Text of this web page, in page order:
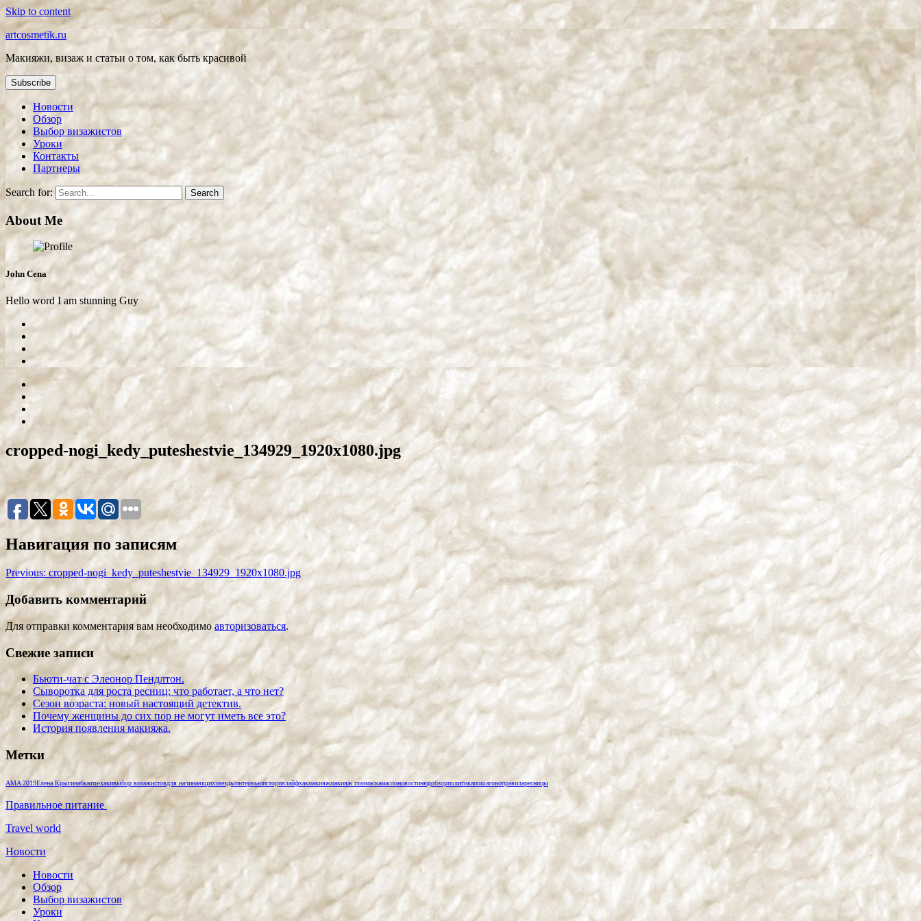
Skip to content
artcosmetik.ru
Макияжи, визаж и статьи о том, как быть красивой
Subscribe
Новости
Обзор
Выбор визажистов
Уроки
Контакты
Партнеры
Search for:
About Me
John Cena
Hello word I am stunning Guy
cropped-nogi_kedy_puteshestvie_134929_1920x1080.jpg
Навигация по записям
Previous: cropped-nogi_kedy_puteshestvie_134929_1920x1080.jpg
Добавить комментарий
Для отправки комментария вам необходимо авторизоваться.
Свежие записи
Бьюти-чат с Элеонор Пендлтон.
Сыворотка для роста ресниц: что работает, а что нет?
Сезон возраста: новый настоящий детектив.
Почему женщины до сих пор не могут иметь все это?
История появления макияжа.
Метки
AMA 2019Елена Крыгинабьюти-хакивыбор визажистовдля начинающихзвездыинтервьюисториялайфхакмакияжмакияж глазмаскамаслоновостинюдобзорполитикапошаговоправиларесницы
Правильное питание
Travel world
Новости
Новости
Обзор
Выбор визажистов
Уроки